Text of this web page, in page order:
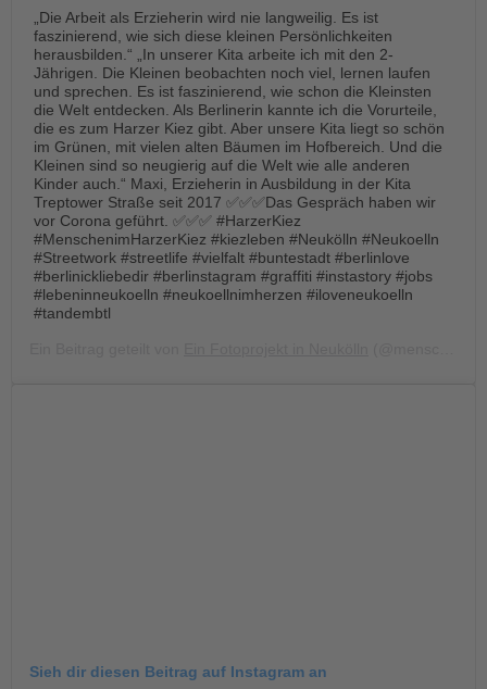
„Die Arbeit als Erzieherin wird nie langweilig. Es ist
faszinierend, wie sich diese kleinen Persönlichkeiten
herausbilden.“ „In unserer Kita arbeite ich mit den 2-
Jährigen. Die Kleinen beobachten noch viel, lernen laufen
und sprechen. Es ist faszinierend, wie schon die Kleinsten
die Welt entdecken. Als Berlinerin kannte ich die Vorurteile,
die es zum Harzer Kiez gibt. Aber unsere Kita liegt so schön
im Grünen, mit vielen alten Bäumen im Hofbereich. Und die
Kleinen sind so neugierig auf die Welt wie alle anderen
Kinder auch.“ Maxi, Erzieherin in Ausbildung in der Kita
Treptower Straße seit 2017 ✅✅✅Das Gespräch haben wir
vor Corona geführt. ✅✅✅ #HarzerKiez
#MenschenimHarzerKiez #kiezleben #Neukölln #Neukoelln
#Streetwork #streetlife #vielfalt #buntestadt #berlinlove
#berlinickliebedir #berlinstagram #graffiti #instastory #jobs
#lebeninneukoelln #neukoellnimherzen #iloveneukoelln
#tandembtl
Sieh dir diesen Beitrag auf Instagram an